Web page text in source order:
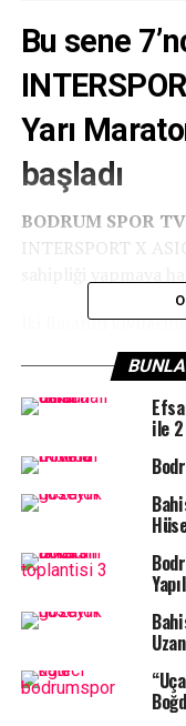
Bu sene
Yarı
başladı
BODRUM SPOR
INTERSPORT X
İki limanın
çerçeveli, beyaz
hafızalara kazınan
Bodrum Yarı
“Bodrum’da
yaşanacak.
havasında geçen
Maratonu, 3 ayrı
güzelliklerinin
zenginliklerin
yarışta, kayıtlar ise
Gençlik ve Spor
Bodrum
katkılarında,
ile 2